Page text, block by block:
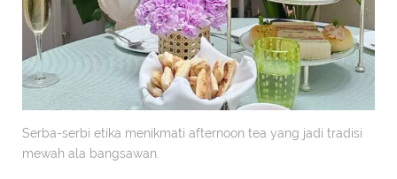
Serba-serbi etika menikmati afternoon tea yang jadi tradisi
mewah ala bangsawan.